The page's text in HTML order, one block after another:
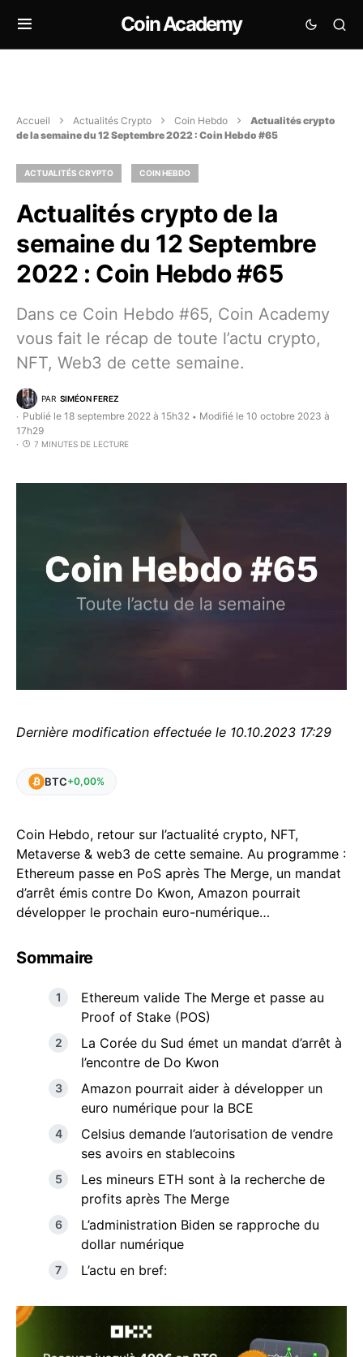
Coin Academy
Accueil Actualités Crypto Coin Hebdo
Actualités crypto
de la semaine du 12 Septembre 2022 : Coin Hebdo #65
ACTUALITÉS CRYPTO COIN HEBDO
Actualités crypto de la
semaine du 12 Septembre
2022 : Coin Hebdo #65
Dans ce Coin Hebdo #65, Coin Academy
vous fait le récap de toute l’actu crypto,
NFT, Web3 de cette semaine.
PAR SIMÉON FEREZ
Publié le 18 septembre 2022 à 15h32 • Modifié le 10 octobre 2023 à
17h29
7 MINUTES DE LECTURE
Dernière modification effectuée le 10.10.2023 17:29
BTC+0,00%
Coin Hebdo, retour sur l’actualité crypto, NFT,
Metaverse & web3 de cette semaine. Au programme :
Ethereum passe en PoS après The Merge, un mandat
d’arrêt émis contre Do Kwon, Amazon pourrait
développer le prochain euro-numérique…
Sommaire
Ethereum valide The Merge et passe au
Proof of Stake (POS)
La Corée du Sud émet un mandat d’arrêt à
l’encontre de Do Kwon
Amazon pourrait aider à développer un
euro numérique pour la BCE
Celsius demande l’autorisation de vendre
ses avoirs en stablecoins
Les mineurs ETH sont à la recherche de
profits après The Merge
L’administration Biden se rapproche du
dollar numérique
L’actu en bref: